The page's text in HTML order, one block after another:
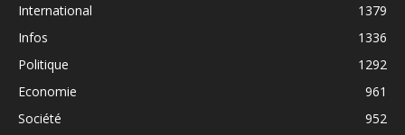
International
1379
Infos
1336
Politique
1292
Economie
961
Société
952